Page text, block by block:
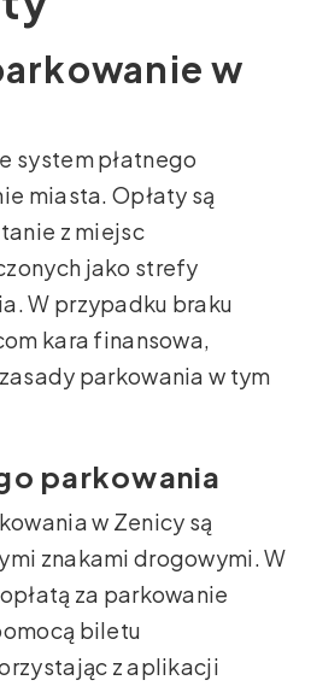
w
system płatnego
miasta. Opłaty są
z miejsc
jako strefy
W przypadku braku
kara finansowa,
parkowania w tym
parkowania
w Zenicy są
znakami drogowymi. W
za parkowanie
biletu
z aplikacji